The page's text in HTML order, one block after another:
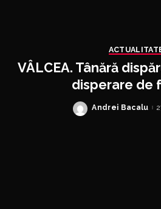
VÂLCEA. Tânără
disperare de
Posted
Andrei Bacalu